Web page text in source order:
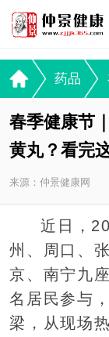
药品
春季健康节
黄丸？看完
来源：仲景健康网
近日，
州、周口、
京、南宁九
名居民参与
梁，从现场